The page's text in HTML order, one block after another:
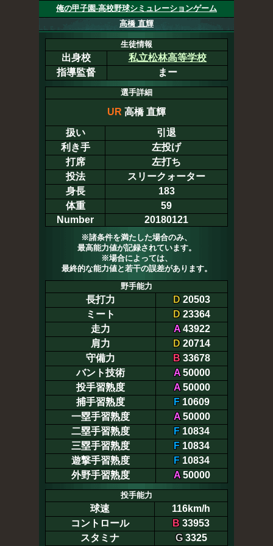
俺の甲子園-高校野球シミュレーションゲーム
高橋 直輝
生徒情報
出身校
私立松林高等学校
指導監督
まー
選手詳細
UR 高橋 直輝
扱い
引退
利き手
左投げ
打席
左打ち
投法
スリークォーター
身長
183
体重
59
Number
20180121
※諸条件を満たした場合のみ、
最高能力値が記録されています。
※場合によっては、
最終的な能力値と若干の誤差があります。
野手能力
長打力 D 20503
ミート
D 23364
走力
A43922
肩力
D 20714
守備力
B 33678
バント技術
A50000
投手習熟度
A50000
捕手習熟度
F 10609
一塁手習熟度
A50000
二塁手習熟度
F 10834
三塁手習熟度
F 10834
遊撃手習熟度
F 10834
外野手習熟度
A50000
投手能力
球速
116km/h
コントロール
B 33953
スタミナ
G3325